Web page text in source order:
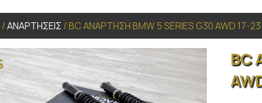
/ΑΝΑΡΤΗΣΕΙΣ / BC ΑΝΑΡΤΗΣΗ BMW 5 SERIES G30 AWD 17-23
BC